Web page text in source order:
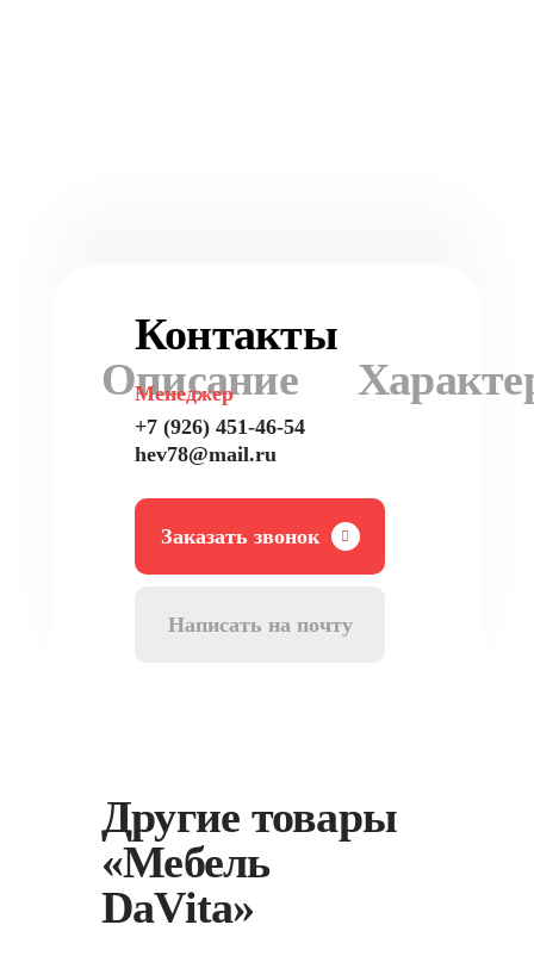
Описание
Контакты
Менеджер
+7 (926) 451-46-54
hev78@mail.ru
Заказать звонок
Написать на почту
Другие товары
«Мебель
DaVita»